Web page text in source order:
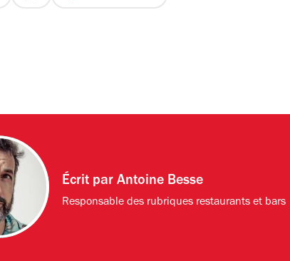
prix
Écrit parAntoine Besse
Responsable des rubriques restaurants et bars